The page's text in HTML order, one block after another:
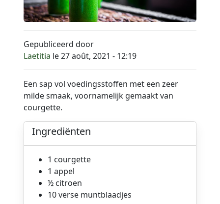
Gepubliceerd door
Laetitia le 27 août, 2021 - 12:19
Een sap vol voedingsstoffen met een zeer
milde smaak, voornamelijk gemaakt van
courgette.
Ingrediënten
1 courgette
1 appel
½ citroen
10 verse muntblaadjes